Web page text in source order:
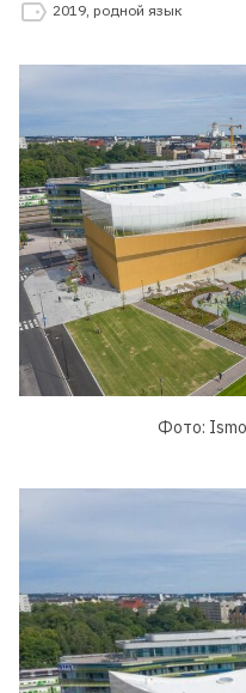
2019, родной язык
Фото: Ismo